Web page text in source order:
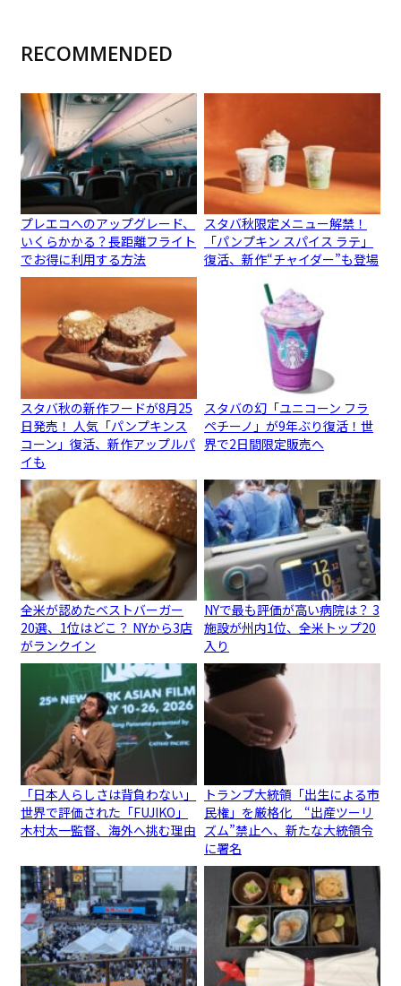
RECOMMENDED
プレエコへのアップグレード、
いくらかかる？長距離フライト
でお得に利用する方法
スタバ秋限定メニュー解禁！
「パンプキン スパイス ラテ」
復活、新作“チャイダー”も登場
スタバ秋の新作フードが8月25
日発売！ 人気「パンプキンス
コーン」復活、新作アップルパ
イも
スタバの幻「ユニコーン フラ
ペチーノ」が9年ぶり復活！世
界で2日間限定販売へ
全米が認めたベストバーガー
20選、1位はどこ？ NYから3店
がランクイン
NYで最も評価が高い病院は？ 3
施設が州内1位、全米トップ20
入り
「日本人らしさは背負わない」
世界で評価された「FUJIKO」
木村太一監督、海外へ挑む理由
トランプ大統領「出生による市
民権」を厳格化 “出産ツーリ
ズム”禁止へ、新たな大統領令
に署名